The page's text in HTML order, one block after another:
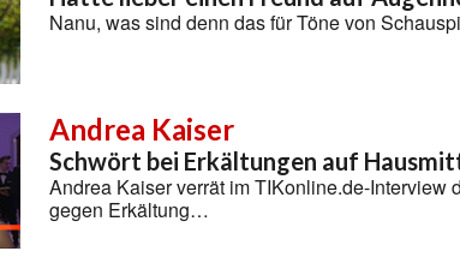
Nanu, was sind denn das für Töne von
Andrea Kaiser
Schwört bei Erkältungen auf
Andrea Kaiser verrät im TIKonline.de-Interview
gegen Erkältung…